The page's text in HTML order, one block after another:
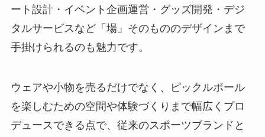
ート設計・イベント企画運営・グッズ開発・デジ
タルサービスなど「場」そのもののデザインまで
手掛けられるのも魅力です。
ウェアや小物を売るだけでなく、ピックルボール
を楽しむための空間や体験づくりまで幅広くプロ
デュースできる点で、従来のスポーツブランドと